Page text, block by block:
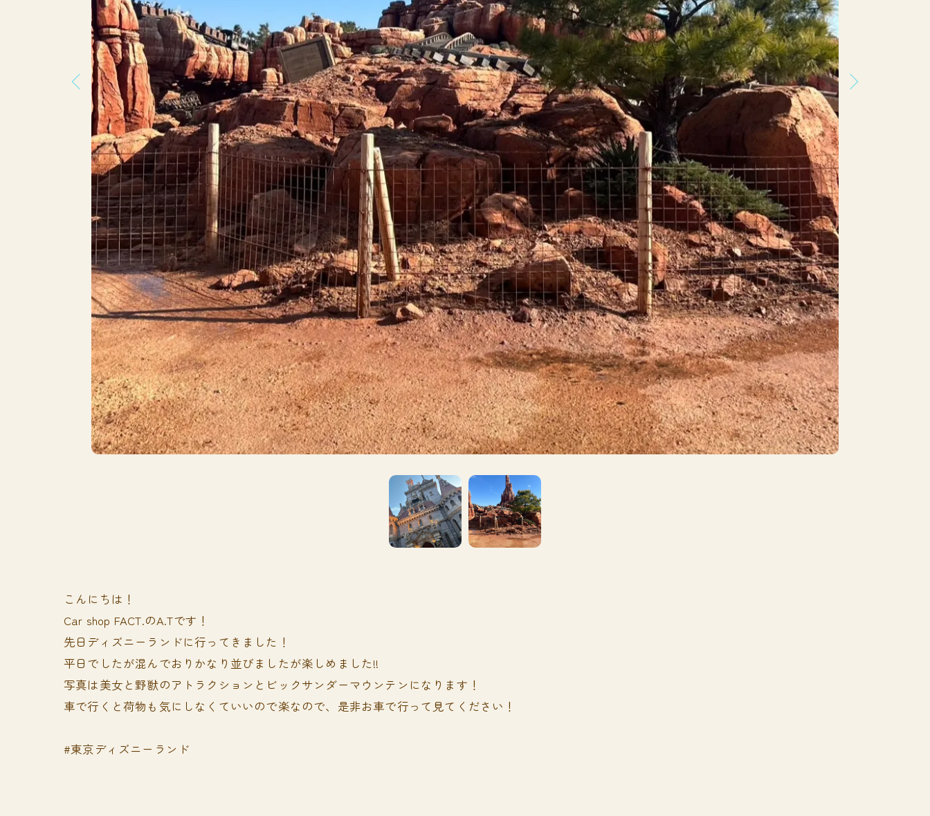
こんにちは！
Car shop FACT.のA.Tです！
先日ディズニーランドに行ってきました！
平日でしたが混んでおりかなり並びましたが楽しめました!!
写真は美女と野獣のアトラクションとビックサンダーマウンテンになります！
車で行くと荷物も気にしなくていいので楽なので、是非お車で行って見てください！
#東京ディズニーランド